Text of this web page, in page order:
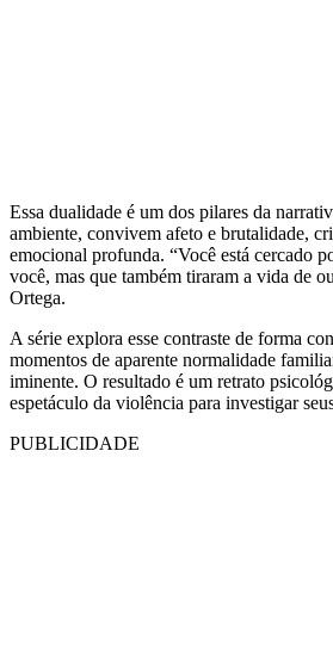
Essa dualidade é um dos pilares da
ambiente, convivem afeto e brutalidade,
emocional profunda. “Você está cercado
você, mas que também tiraram a vida de
Ortega.
A série explora esse contraste de forma
momentos de aparente normalidade
iminente. O resultado é um retrato
espetáculo da violência para investigar
PUBLICIDADE